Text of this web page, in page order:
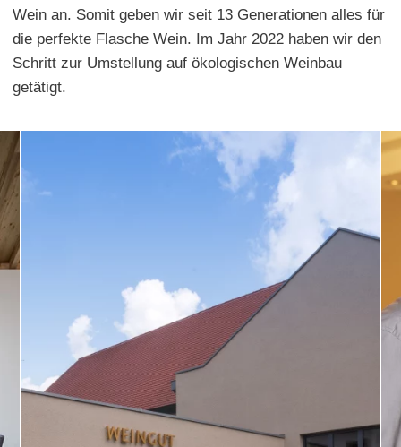
Wein an. Somit geben wir seit 13 Generationen alles für
die perfekte Flasche Wein. Im Jahr 2022 haben wir den
Schritt zur Umstellung auf ökologischen Weinbau
getätigt.